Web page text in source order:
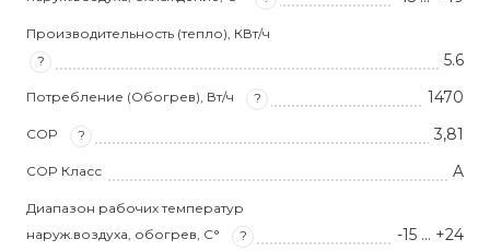
Производительность (тепло), КВт/ч
?
5.6
Потребление (Обогрев), Вт/ч ? 1470
COP ? 3,81
COP Класс A
Диапазон рабочих температур
наруж.воздуха, обогрев, С°
? -15 … +24